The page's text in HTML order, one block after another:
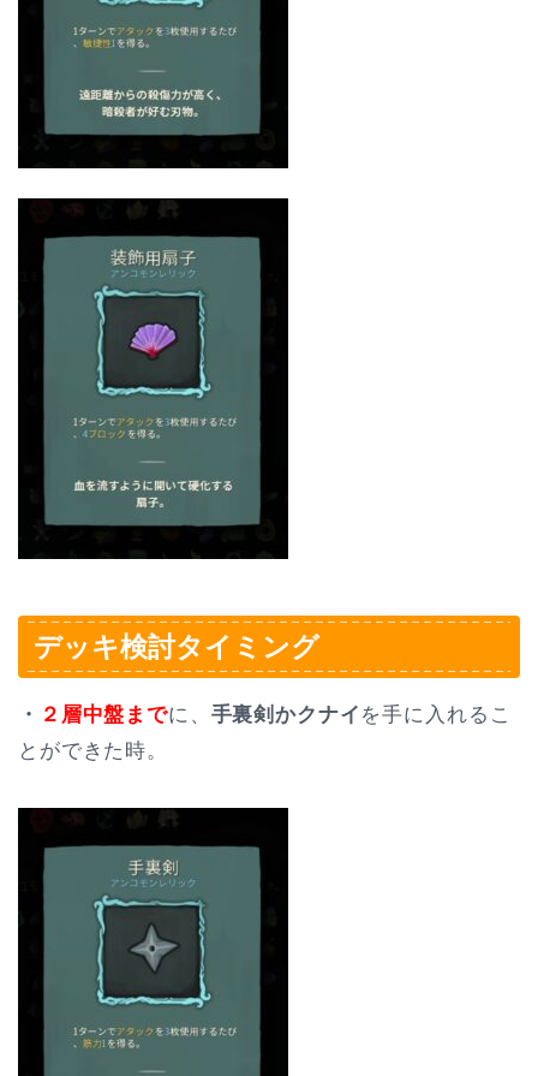
デッキ検討タイミング
・ ２層中盤までに、 手裏剣かクナイ を手に入れるこ
とができた時。